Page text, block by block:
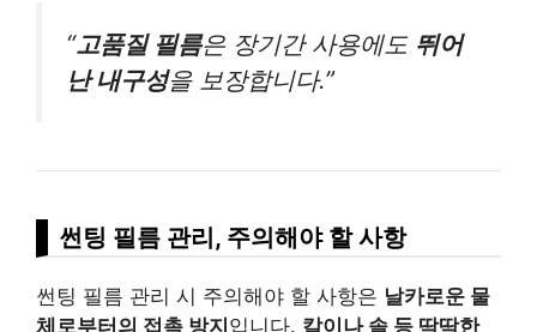
“고품질 필름은 장기간 사용에도 뛰어
난 내구성을 보장합니다.”
썬팅 필름 관리, 주의해야 할 사항
썬팅 필름 관리 시 주의해야 할 사항은 날카로운 물
체로부터의 접촉 방지 입니다. 칼이나 솔 등 딱딱한